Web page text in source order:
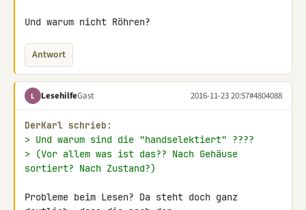
Und warum nicht Röhren?
Antwort
L LesehilfeGast 2016-11-23 20:57#4804088
DerKarl schrieb:
> Und warum sind die "handselektiert" ????
> (Vor allem was ist das?? Nach Gehäuse
sortiert? Nach Zustand?)
Probleme beim Lesen? Da steht doch ganz